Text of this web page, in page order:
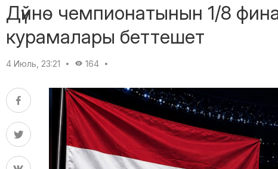
Дүйнө чемпионатынын 1/8
курамалары беттешет
4 Июль, 23:21 164